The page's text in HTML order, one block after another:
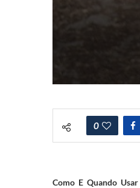
0
Como E Quando